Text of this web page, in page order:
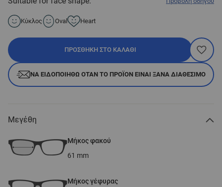
Κύκλος Oval Heart
ΠΡΟΣΘΉΚΗ ΣΤΟ ΚΑΛΆΘΙ
ΝΑ ΕΙΔΟΠΟΙΗΘΏ ΌΤΑΝ ΤΟ ΠΡΟΪΌΝ ΕΊΝΑΙ ΞΑΝΆ ΔΙΑΘΈΣΙΜΟ
Μεγέθη
Μήκος φακού
61 mm
Μήκος γέφυρας